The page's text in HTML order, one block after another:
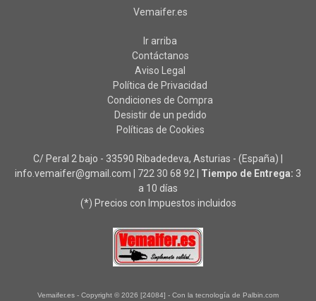
Vemaifer.es
Ir arriba
Contáctanos
Aviso Legal
Política de Privacidad
Condiciones de Compra
Desistir de un pedido
Políticas de Cookies
C/ Peral 2 bajo - 33590 Ribadedeva, Asturias - (España) |
info.vemaifer@gmail.com | 722 30 68 92 Tiempo de Entrega: 3
a 10 días
(*) Precios con Impuestos incluidos
Vemaifer.es - Copyright © 2026 [24084] - Con la tecnología de Palbin.com